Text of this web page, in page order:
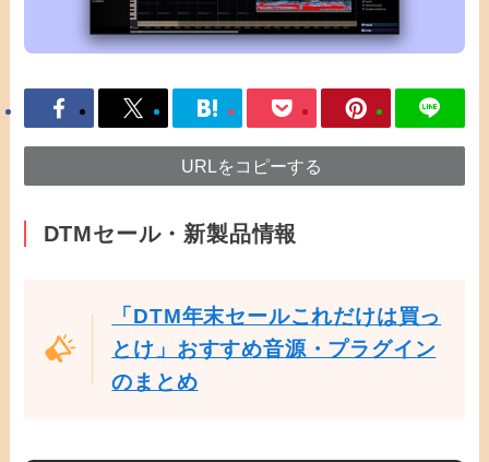
URLをコピーする
DTMセール・新製品情報
「DTM年末セールこれだけは買っ
とけ」おすすめ音源・プラグイン
のまとめ